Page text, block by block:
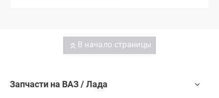
В начало страницы
Запчасти на ВАЗ / Лада